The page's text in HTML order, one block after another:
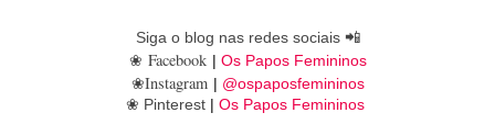
Siga o blog nas redes sociais 📲
❀ Facebook | Os Papos Femininos
❀Instagram | @ospaposfemininos
❀ Pinterest | Os Papos Femininos